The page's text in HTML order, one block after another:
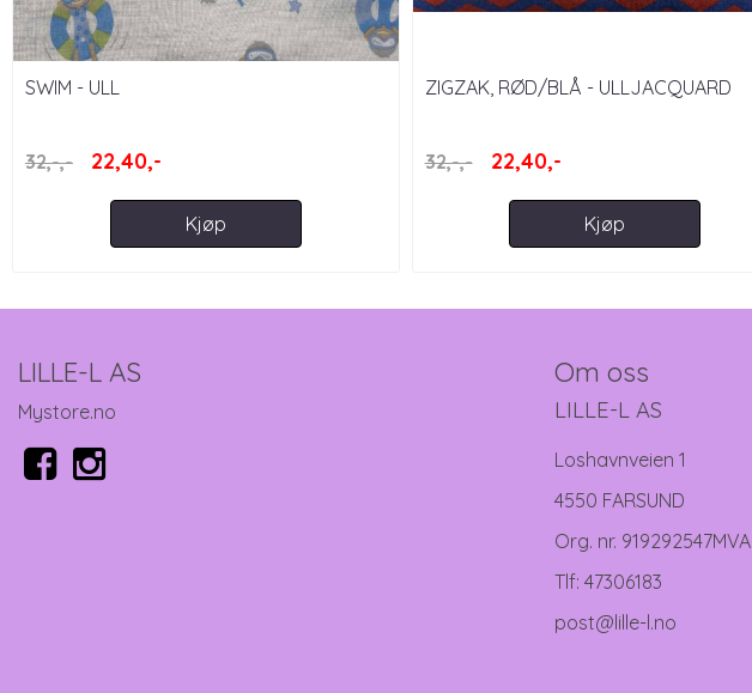
SWIM - ULL
32,-,- 22,40,-
Kjøp
ZIGZAK, RØD/BLÅ - ULLJACQUARD
32,-,- 22,40,-
Kjøp
LILLE-L AS
Mystore.no
Om oss
LILLE-L AS
Loshavnveien 1
4550 FARSUND
Org. nr. 919292547MVA
Tlf: 47306183
post@lille-l.no